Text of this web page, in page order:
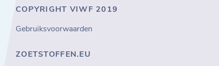
COPYRIGHT VIWF 2019
Gebruiksvoorwaarden
ZOETSTOFFEN.EU